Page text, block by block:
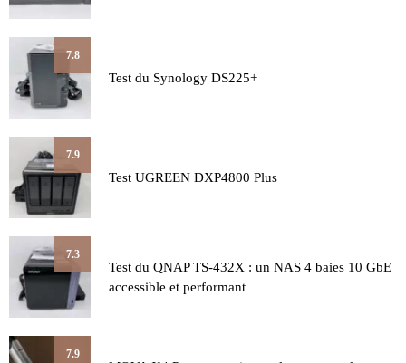
7.8
Test du Synology DS225+
7.9
Test UGREEN DXP4800 Plus
7.3
Test du QNAP TS-432X : un NAS 4 baies 10 GbE
accessible et performant
7.9